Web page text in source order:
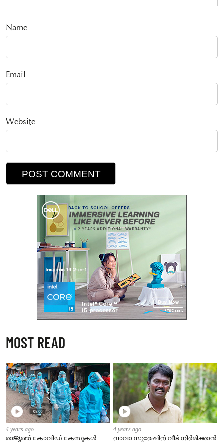
Name
Email
Website
MOST READ
4 years ago
രാജ്യത്ത് കോവിഡ് കേസുകള്‍
4 years ago
വാവാ സുരേഷിന് വീട് നിര്‍മിക്കാന്‍